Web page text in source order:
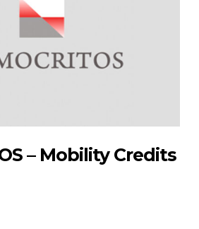
– Mobility Credits